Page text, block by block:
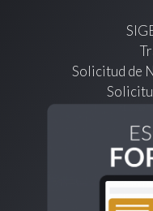
Solicitud de